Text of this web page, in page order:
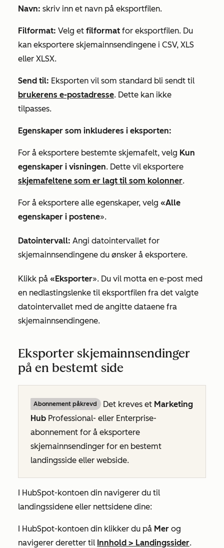
Navn: skriv inn et navn på eksportfilen.
Filformat: Velg et filformat for eksportfilen. Du
kan eksportere skjemainnsendingene i CSV, XLS
eller XLSX.
Send til: Eksporten vil som standard bli sendt til
brukerens e-postadresse. Dette kan ikke
tilpasses.
Egenskaper som inkluderes i eksporten:
For å eksportere bestemte skjemafelt, velg Kun
egenskaper i visningen. Dette vil eksportere
skjemafeltene som er lagt til som kolonner.
For å eksportere alle egenskaper, velg «Alle
egenskaper i postene».
Datointervall: Angi datointervallet for
skjemainnsendingene du ønsker å eksportere.
Klikk på «Eksporter». Du vil motta en e-post med
en nedlastingslenke til eksportfilen fra det valgte
datointervallet med de angitte dataene fra
skjemainnsendingene.
Eksporter skjemainnsendinger
på en bestemt side
Abonnement påkrevd Det kreves et Marketing
Hub Professional- eller Enterprise-
abonnement for å eksportere
skjemainnsendinger for en bestemt
landingsside eller webside.
I HubSpot-kontoen din navigerer du til
landingssidene eller nettsidene dine:
I HubSpot-kontoen din klikker du på Mer og
navigerer deretter til Innhold > Landingssider.